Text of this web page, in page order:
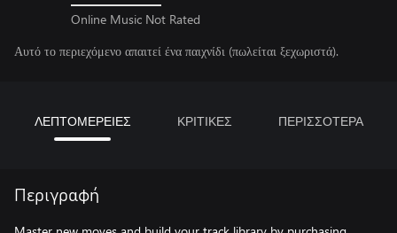
Online Music Not Rated
Αυτό το περιεχόμενο απαιτεί ένα παιχνίδι (πωλείται ξεχωριστά).
ΛΕΠΤΟΜΕΡΕΙΕΣ ΚΡΙΤΙΚΕΣ ΠΕΡΙΣΣΟΤΕΡΑ
Περιγραφή